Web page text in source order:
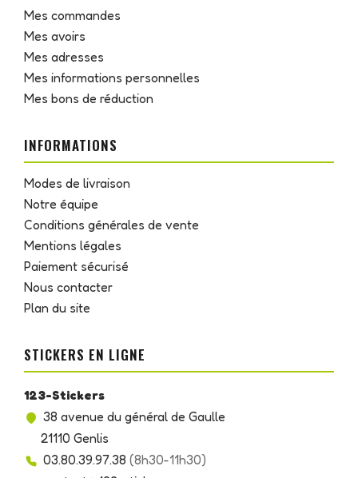
Mes commandes
Mes avoirs
Mes adresses
Mes informations personnelles
Mes bons de réduction
INFORMATIONS
Modes de livraison
Notre équipe
Conditions générales de vente
Mentions légales
Paiement sécurisé
Nous contacter
Plan du site
STICKERS EN LIGNE
123-Stickers
38 avenue du général de Gaulle
21110 Genlis
03.80.39.97.38 (8h30-11h30)